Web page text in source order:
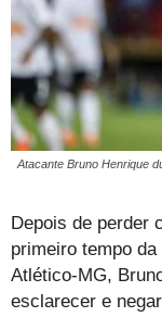
Atacante Bruno Henrique
Depois de perder
primeiro tempo
Atlético-MG,
esclarecer e